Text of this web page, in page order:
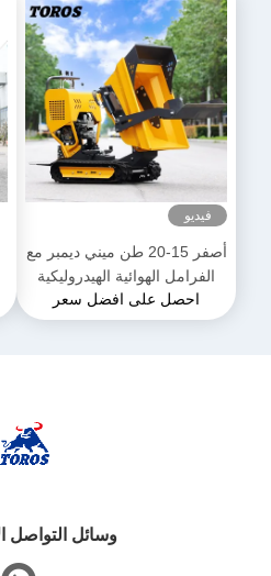
فيديو
أصفر 15-20 طن ميني ديمبر مع
الفرامل الهوائية الهيدروليكية
احصل على افضل سعر
وسائل التواصل